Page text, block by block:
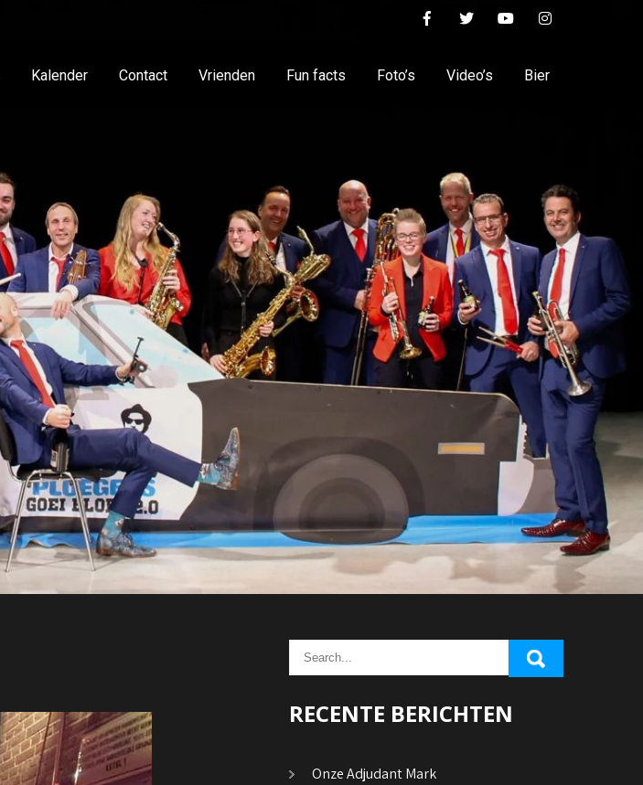
Kalender Contact Vrienden Fun facts Foto’s Video’s Bier
RECENTE BERICHTEN
Onze Adjudant Mark